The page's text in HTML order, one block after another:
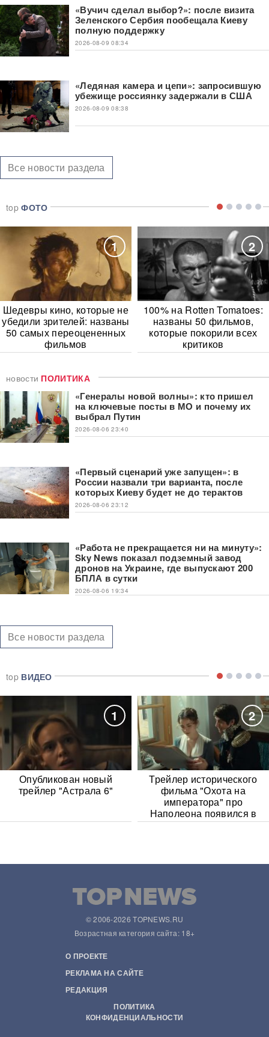
«Вучич сделал выбор?»: после визита
Зеленского Сербия пообещала Киеву
полную поддержку
2026-08-09 08:34
«Ледяная камера и цепи»: запросившую
убежище россиянку задержали в США
2026-08-09 08:38
Все новости раздела
topФОТО
1
Шедевры кино, которые не
убедили зрителей: названы
50 самых переоцененных
фильмов
2
100% на Rotten Tomatoes:
названы 50 фильмов,
которые покорили всех
критиков
новости ПОЛИТИКА
«Генералы новой волны»: кто пришел
на ключевые посты в МО и почему их
выбрал Путин
2026-08-06 23:40
«Первый сценарий уже запущен»: в
России назвали три варианта, после
которых Киеву будет не до терактов
2026-08-06 23:12
«Работа не прекращается ни на минуту»:
Sky News показал подземный завод
дронов на Украине, где выпускают 200
БПЛА в сутки
2026-08-06 19:34
Все новости раздела
top ВИДЕО
1
Опубликован новый
трейлер "Астрала 6"
2
Трейлер исторического
фильма "Охота на
императора" про
Наполеона появился в
Сети
© 2006-2026 TOPNEWS.RU
Возрастная категория сайта: 18+
О ПРОЕКТЕ
РЕКЛАМА НА САЙТЕ
РЕДАКЦИЯ
ПОЛИТИКА
КОНФИДЕНЦИАЛЬНОСТИ